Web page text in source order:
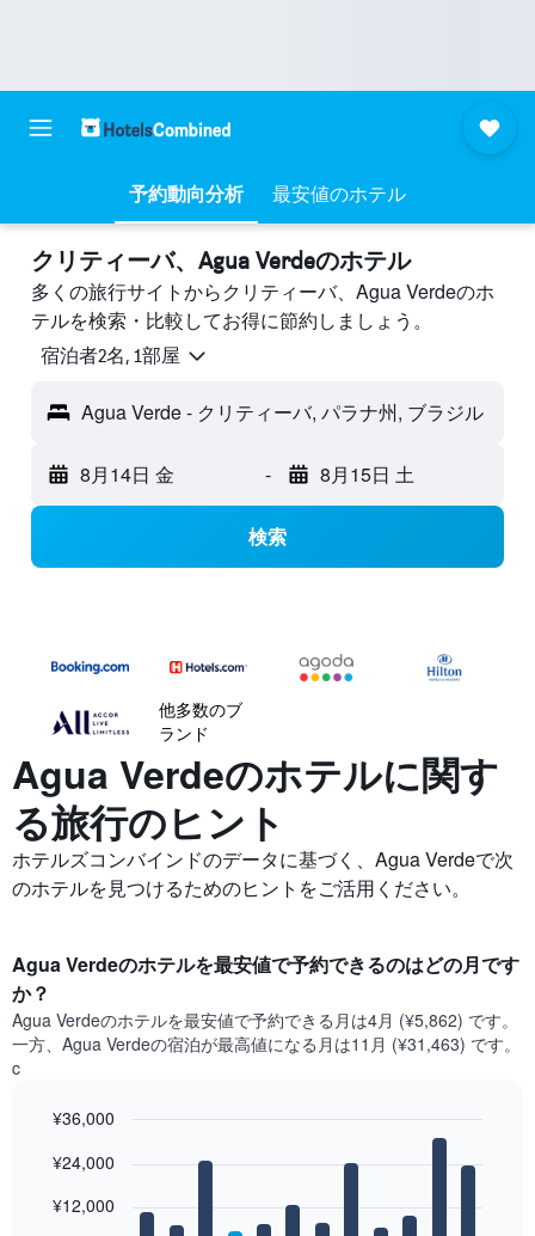
予約動向分析 最安値のホテル
クリティーバ、Agua Verdeのホテル
多くの旅行サイトからクリティーバ、Agua Verdeのホ
テルを検索・比較してお得に節約しましょう。
宿泊者2名, 1​部屋
Agua Verde - クリティーバ, パラナ州, ブラジル
8月14日 金 - 8月15日 土
検索
他多数のブ
ランド
Agua Verdeの​ホテルに関す
る旅行のヒント
ホテルズコンバインドのデータに基づく、Agua Verdeで次
のホテルを見つけるためのヒントをご活用ください。
Agua Verde​のホテルを最安値で予約できるのはどの月です
か？
Agua Verde​の​ホテルを最安値で予約できる月は4月 (¥5,862) です。
一方、Agua Verde​の​宿泊が最高値になる月は11月​ (¥31,463) です。
c
chart
12
graphic.
¥12,000
¥24,000
¥36,000